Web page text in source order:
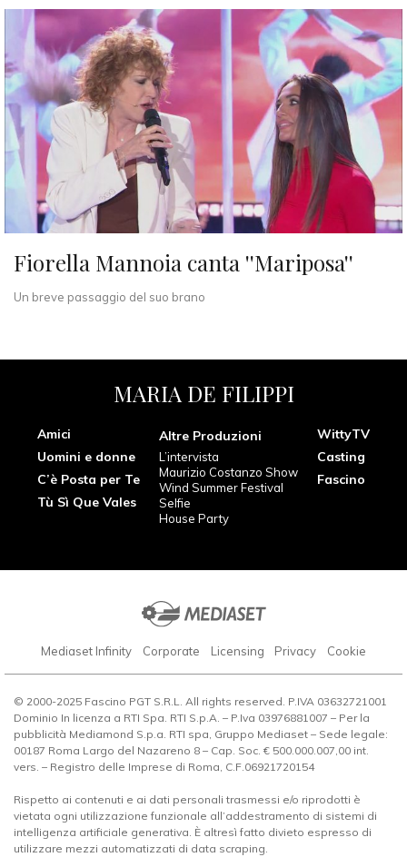
Fiorella Mannoia canta ''Mariposa''
Un breve passaggio del suo brano
MARIA DE FILIPPI
Amici
Uomini e donne
C’è Posta per Te
Tù Sì Que Vales
Altre Produzioni
L’intervista
Maurizio Costanzo Show
Wind Summer Festival
Selfie
House Party
WittyTV
Casting
Fascino
Mediaset Infinity Corporate Licensing Privacy Cookie
© 2000-2025 Fascino PGT S.R.L. All rights reserved. P.IVA 03632721001
Dominio In licenza a RTI Spa. RTI S.p.A. – P.Iva 03976881007 – Per la
pubblicità Mediamond S.p.a. RTI spa, Gruppo Mediaset – Sede legale:
00187 Roma Largo del Nazareno 8 – Cap. Soc. € 500.000.007,00 int.
vers. – Registro delle Imprese di Roma, C.F.06921720154
Rispetto ai contenuti e ai dati personali trasmessi e/o riprodotti è
vietata ogni utilizzazione funzionale all’addestramento di sistemi di
intelligenza artificiale generativa. È altresì fatto divieto espresso di
utilizzare mezzi automatizzati di data scraping.